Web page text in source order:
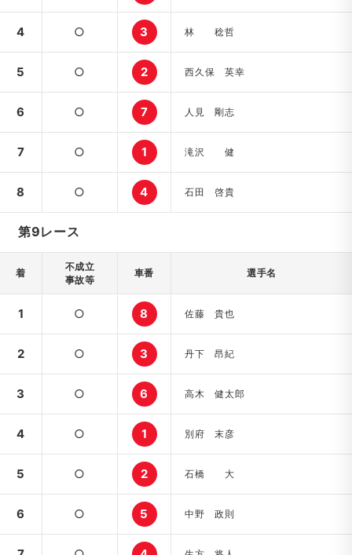
4 ○ 3 林 稔哲
5 ○ 2 西久保 英幸
6 ○ 7 人見 剛志
7 ○ 1 滝沢 健
8 ○ 4 石田 啓貴
第9レース
着
不成立
事故等
車番 選手名
1 ○ 8 佐藤 貴也
2 ○ 3 丹下 昂紀
3 ○ 6 高木 健太郎
4 ○ 1 別府 末彦
5 ○ 2 石橋 大
6 ○ 5 中野 政則